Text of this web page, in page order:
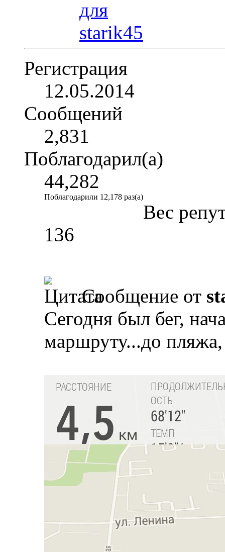
Регистрация
12.05.2014
Сообщений
2,831
Поблагодарил(а)
44,282
Поблагодарили 12,178 раз(а)
Вес
136
Сообщение от
Сегодня был бег,
маршруту...до